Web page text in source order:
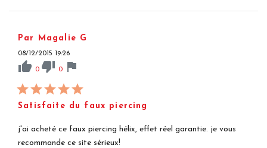
Par Magalie G
08/12/2015 19:26
thumb_up 0 thumb_down 0 flag
Satisfaite du faux piercing
j'ai acheté ce faux piercing hélix, effet réel garantie. je vous
recommande ce site sérieux!